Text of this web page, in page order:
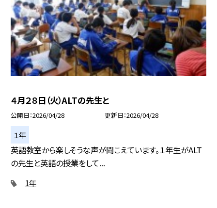
４月２８日（火）ALTの先生と
公開日 2026/04/28 更新日 2026/04/28
１年
英語教室から楽しそうな声が聞こえています。１年生がALT
の先生と英語の授業をして...
1年